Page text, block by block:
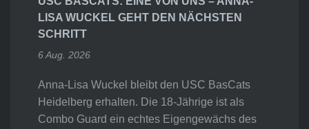
LISA WUCKEL GEHT DEN NÄCHSTEN
SCHRITT
6 Aug. 2026
Anna-Lisa Wuckel bleibt den USC BasCats
Heidelberg erhalten. Die 18-Jährige ist als
Combo Guard ein echtes Eigengewächs des